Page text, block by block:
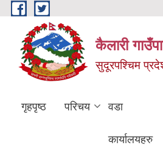
Skip to main content
कैलारी
सुदूरपश्चिम
गृहपृष्ठ परिचय वडा
कार्यालयहरु